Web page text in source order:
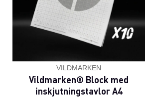
VILDMARKEN
Vildmarken® Block med
inskjutningstavlor A4